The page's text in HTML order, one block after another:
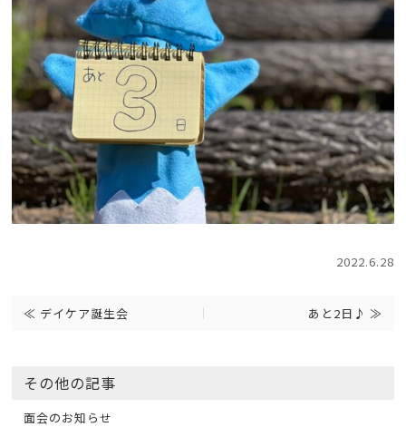
2022.6.28
≪ デイケア誕生会 あと2日♪ ≫
その他の記事
面会のお知らせ